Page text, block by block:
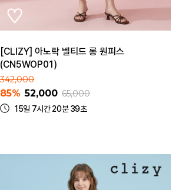
[CLIZY] 아노락 벨티드 롱 원피스
(CN5WOP01)
342,000
85% 52,000 65,000
15일 7시간 20분 39초